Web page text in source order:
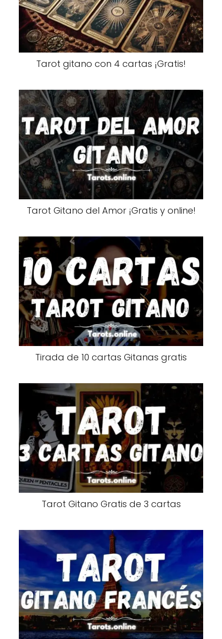
Tarot gitano con 4 cartas ¡Gratis!
Tarot Gitano del Amor ¡Gratis y online!
Tirada de 10 cartas Gitanas gratis
Tarot Gitano Gratis de 3 cartas